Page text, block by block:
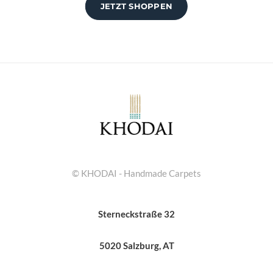
JETZT SHOPPEN
© KHODAI - Handmade Carpets
Sterneckstraße 32
5020 Salzburg, AT